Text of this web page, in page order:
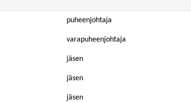
puheenjohtaja
varapuheenjohtaja
jäsen
jäsen
jäsen